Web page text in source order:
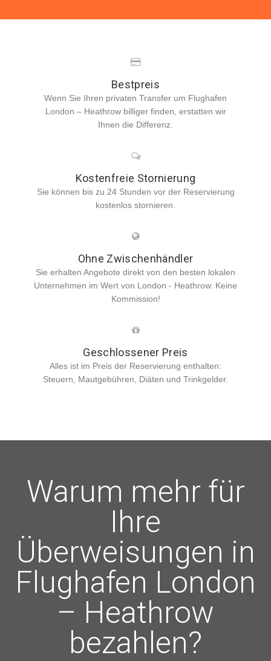
Bestpreis
Wenn Sie Ihren privaten Transfer um Flughafen
London – Heathrow billiger finden, erstatten wir
Ihnen die Differenz.
Kostenfreie Stornierung
Sie können bis zu 24 Stunden vor der Reservierung
kostenlos stornieren.
Ohne Zwischenhändler
Sie erhalten Angebote direkt von den besten lokalen
Unternehmen im Wert von London - Heathrow. Keine
Kommission!
Geschlossener Preis
Alles ist im Preis der Reservierung enthalten:
Steuern, Mautgebühren, Diäten und Trinkgelder.
Warum mehr für
Ihre
Überweisungen in
Flughafen London
– Heathrow
bezahlen?